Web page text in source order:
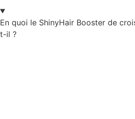
En quoi le ShinyHair Booster de
t-il ?